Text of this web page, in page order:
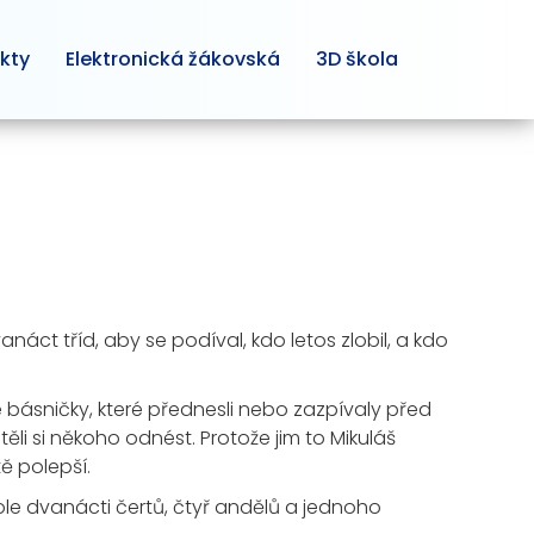
Elektronická žákovská 3D škola
tříd, aby se podíval, kdo letos zlobil, a kdo
které přednesli nebo zazpívaly před
si někoho odnést. Protože jim to Mikuláš
polepší.
dvanácti čertů, čtyř andělů a jednoho